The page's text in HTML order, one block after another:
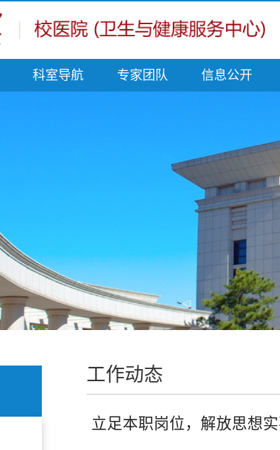
科室导航 专家团队 信息公开
工作动态
立足本职岗位，解放思想